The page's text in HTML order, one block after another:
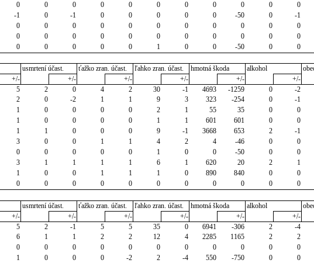
0 0 0 0 0 0 0 0 0 0 0
-1 0 -1 0 0 0 0 0 -50 0 -1
0 0 0 0 0 0 0 0 0 0 0
0 0 0 0 0 0 0 0 0 0 0
0 0 0 0 0 1 0 0 -50 0 0
usmrtení účast. ťažko zran. účast. ľahko zran. účast. hmotná škoda alkohol
+/-
+/- +/- +/- +/- +/-
5 2 0 4 2 30 -1 4693 -1259 0 -2
2 0 -2 1 1 9 3 323 -254 0 -1
1 0 0 0 0 2 1 55 35 0 0
1 0 0 0 0 1 1 601 601 0 0
1 1 0 0 0 9 -1 3668 653 2 -1
3 0 0 1 1 4 2 4 -46 0 0
0 0 0 0 0 1 0 0 -50 0 0
3 1 1 1 1 6 1 620 20 2 1
1 0 0 1 1 1 0 890 840 0 0
0 0 0 0 0 0 0 0 0 0 0
usmrtení účast. ťažko zran. účast. ľahko zran. účast. hmotná škoda alkohol
+/-
+/- +/- +/- +/- +/-
5 2 -1 5 5 35 0 6941 -306 2 -4
6 1 1 2 2 12 4 2285 1165 2 2
0 0 0 0 0 0 0 0 0 0 0
1 0 0 0 -2 2 -4 550 -750 0 0